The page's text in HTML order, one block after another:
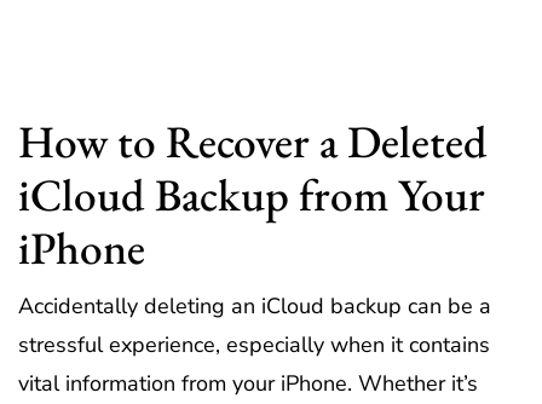
How to Recover a Deleted
iCloud Backup from Your
iPhone
Accidentally deleting an iCloud backup can be a
stressful experience, especially when it contains
vital information from your iPhone. Whether it’s